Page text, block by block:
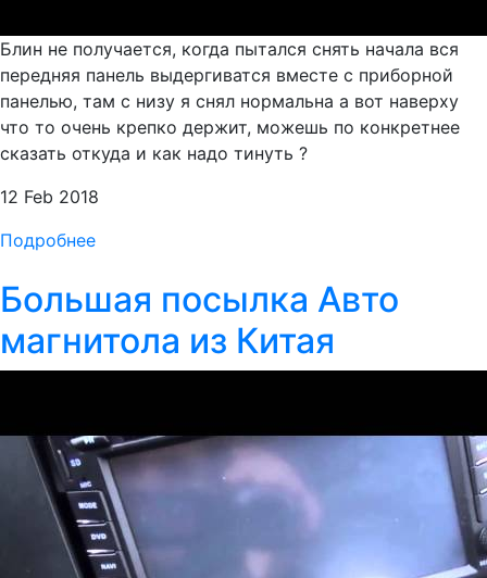
Блин не получается, когда пытался снять начала вся
передняя панель выдергиватся вместе с приборной
панелью, там с низу я снял нормальна а вот наверху
что то очень крепко держит, можешь по конкретнее
сказать откуда и как надо тинуть ?
12 Feb 2018
Подробнее
Большая посылка Авто
магнитола из Китая